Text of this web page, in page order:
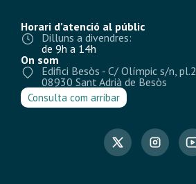
Horari d’atenció al públic
Dilluns a divendres:
de 9h a 14h
On som
Edifici Besòs - C/ Olímpic s/n, pl.2
08930 Sant Adrià de Besòs
Consulta com arribar